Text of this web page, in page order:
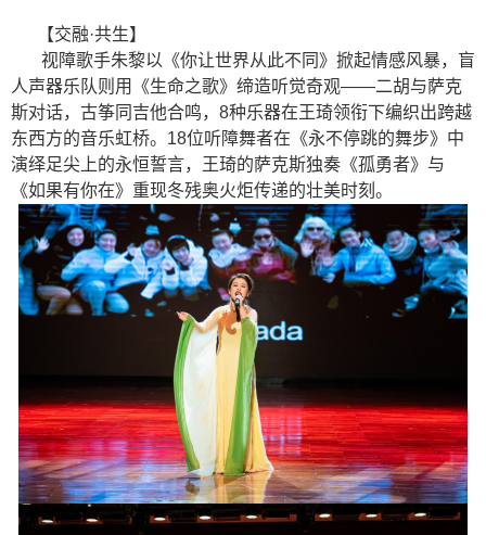
【交融·共生】
视障歌手朱黎以《你让世界从此不同》掀起情感风暴，盲
人声器乐队则用《生命之歌》缔造听觉奇观——二胡与萨克
斯对话，古筝同吉他合鸣，8种乐器在王琦领衔下编织出跨越
东西方的音乐虹桥。18位听障舞者在《永不停跳的舞步》中
演绎足尖上的永恒誓言，王琦的萨克斯独奏《孤勇者》与
《如果有你在》重现冬残奥火炬传递的壮美时刻。